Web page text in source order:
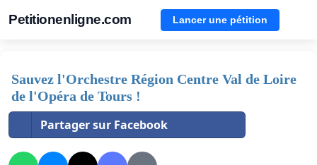
Petitionenligne.com Lancer une pétition
Sauvez l'Orchestre Région Centre Val de Loire
de l'Opéra de Tours !
Partager sur Facebook